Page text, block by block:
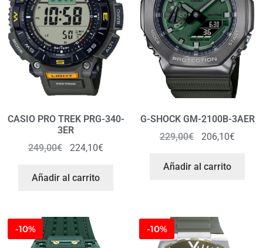
CASIO PRO TREK PRG-340-
3ER
249,00€ 224,10€
Añadir al carrito
G-SHOCK GM-2100B-3AER
229,00€ 206,10€
Añadir al carrito
-10% -10%